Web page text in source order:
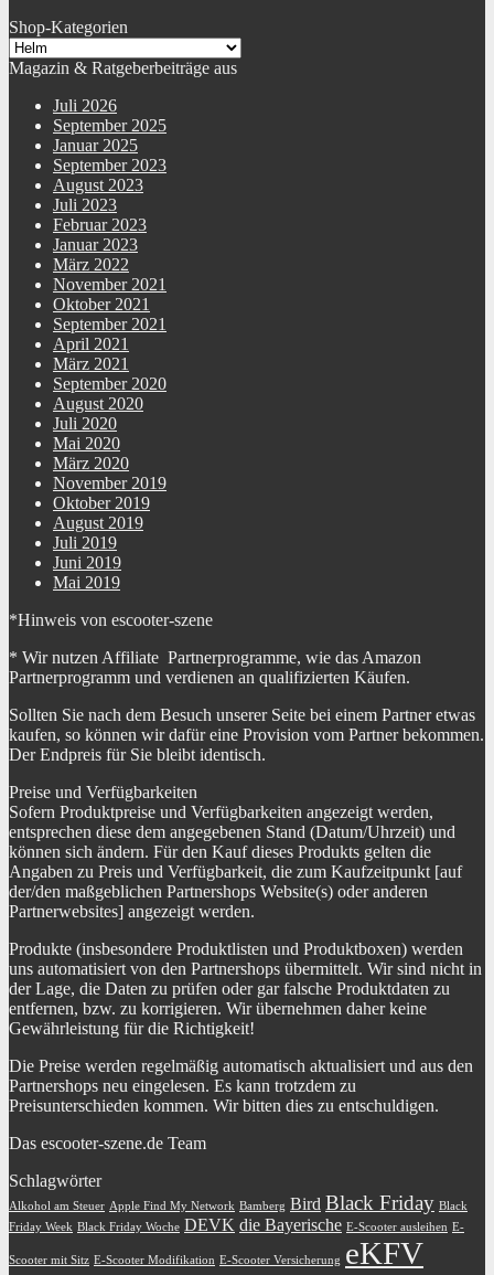
Shop-Kategorien
Magazin & Ratgeberbeiträge aus
Juli 2026
September 2025
Januar 2025
September 2023
August 2023
Juli 2023
Februar 2023
Januar 2023
März 2022
November 2021
Oktober 2021
September 2021
April 2021
März 2021
September 2020
August 2020
Juli 2020
Mai 2020
März 2020
November 2019
Oktober 2019
August 2019
Juli 2019
Juni 2019
Mai 2019
*Hinweis von escooter-szene
* Wir nutzen Affiliate Partnerprogramme, wie das Amazon
Partnerprogramm und verdienen an qualifizierten Käufen.
Sollten Sie nach dem Besuch unserer Seite bei einem Partner etwas
kaufen, so können wir dafür eine Provision vom Partner bekommen.
Der Endpreis für Sie bleibt identisch.
Preise und Verfügbarkeiten
Sofern Produktpreise und Verfügbarkeiten angezeigt werden,
entsprechen diese dem angegebenen Stand (Datum/Uhrzeit) und
können sich ändern. Für den Kauf dieses Produkts gelten die
Angaben zu Preis und Verfügbarkeit, die zum Kaufzeitpunkt [auf
der/den maßgeblichen Partnershops Website(s) oder anderen
Partnerwebsites] angezeigt werden.
Produkte (insbesondere Produktlisten und Produktboxen) werden
uns automatisiert von den Partnershops übermittelt. Wir sind nicht in
der Lage, die Daten zu prüfen oder gar falsche Produktdaten zu
entfernen, bzw. zu korrigieren. Wir übernehmen daher keine
Gewährleistung für die Richtigkeit!
Die Preise werden regelmäßig automatisch aktualisiert und aus den
Partnershops neu eingelesen. Es kann trotzdem zu
Preisunterschieden kommen. Wir bitten dies zu entschuldigen.
Das escooter-szene.de Team
Schlagwörter
Alkohol am Steuer Apple Find My Network Bamberg Bird Black Friday Black
Friday Week Black Friday Woche DEVK die Bayerische E-Scooter ausleihen E-
Scooter mit Sitz E-Scooter Modifikation E-Scooter Versicherung eKFV